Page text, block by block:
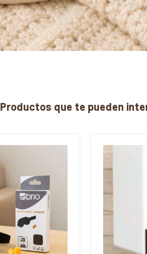
Productos que te pueden